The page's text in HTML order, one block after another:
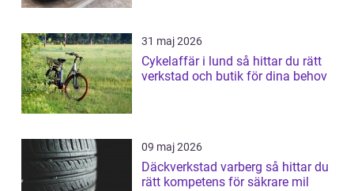
31 maj 2026
Cykelaffär i lund så hittar du rätt
verkstad och butik för dina behov
09 maj 2026
Däckverkstad varberg så hittar du
rätt kompetens för säkrare mil